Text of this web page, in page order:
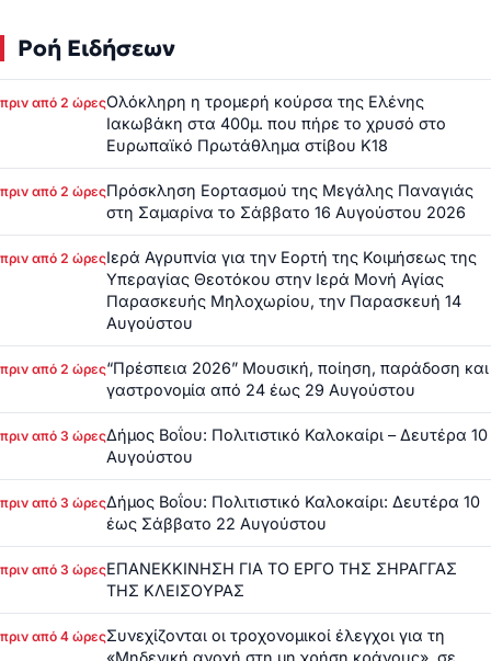
Ροή Ειδήσεων
πριν από 2 ώρεςΟλόκληρη η τρομερή κούρσα της Ελένης
Ιακωβάκη στα 400μ. που πήρε το χρυσό στο
Ευρωπαϊκό Πρωτάθλημα στίβου Κ18
πριν από 2 ώρεςΠρόσκληση Εορτασμού της Μεγάλης Παναγιάς
στη Σαμαρίνα το Σάββατο 16 Αυγούστου 2026
πριν από 2 ώρεςΙερά Αγρυπνία για την Εορτή της Κοιμήσεως της
Υπεραγίας Θεοτόκου στην Ιερά Μονή Αγίας
Παρασκευής Μηλοχωρίου, την Παρασκευή 14
Αυγούστου
πριν από 2 ώρες“Πρέσπεια 2026” Μουσική, ποίηση, παράδοση και
γαστρονομία από 24 έως 29 Αυγούστου
πριν από 3 ώρεςΔήμος Βοΐου: Πολιτιστικό Καλοκαίρι – Δευτέρα 10
Αυγούστου
πριν από 3 ώρεςΔήμος Βοΐου: Πολιτιστικό Καλοκαίρι: Δευτέρα 10
έως Σάββατο 22 Αυγούστου
πριν από 3 ώρεςΕΠΑΝΕΚΚΙΝΗΣΗ ΓΙΑ ΤΟ ΕΡΓΟ ΤΗΣ ΣΗΡΑΓΓΑΣ
ΤΗΣ ΚΛΕΙΣΟΥΡΑΣ
πριν από 4 ώρεςΣυνεχίζονται οι τροχονομικοί έλεγχοι για τη